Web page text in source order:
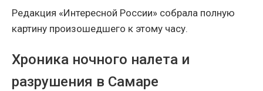
Редакция «Интересной России» собрала полную
картину произошедшего к этому часу.
Хроника ночного налета и
разрушения в Самаре